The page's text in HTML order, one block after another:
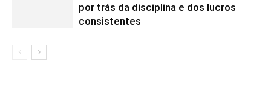
por trás da disciplina e dos lucros
consistentes